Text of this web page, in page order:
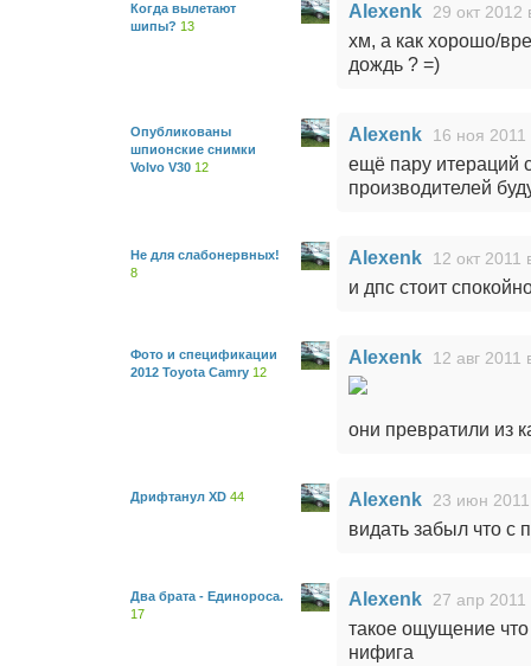
Когда вылетают
шипы? 13
Alexenk 29 окт 2012
хм, а как хорошо/
дождь ? =)
Опубликованы
шпионские снимки
Volvo V30 12
Alexenk 16 ноя 2011
ещё пару итераций
производителей
Не для слабонервных!
8
Alexenk 12 окт 2011
и дпс стоит
Фото и спецификации
2012 Toyota Camry 12
Alexenk 12 авг 2011
они превратили из
Дрифтанул XD 44 Alexenk 23 июн
видать забыл что с
Два брата - Единороса.
17
Alexenk 27 апр 2011
такое ощущение
нифига